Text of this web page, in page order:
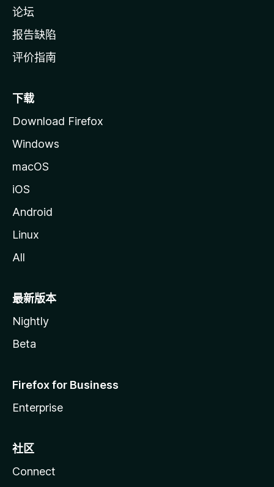
论坛
报告缺陷
评价指南
下载
Download Firefox
Windows
macOS
iOS
Android
Linux
All
最新版本
Nightly
Beta
Firefox for Business
Enterprise
社区
Connect